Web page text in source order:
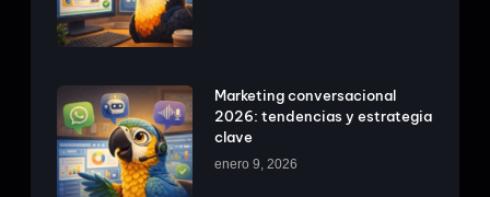
Marketing conversacional
2026: tendencias y estrategia
clave
enero 9, 2026